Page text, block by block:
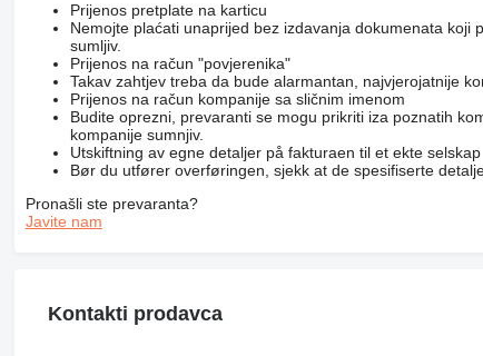
Prijenos pretplate na karticu
Nemojte plaćati unaprijed bez izdavanja dokumenata
sumljiv.
Prijenos na račun "povjerenika"
Takav zahtjev treba da bude alarmantan, najvjerojatnije
Prijenos na račun kompanije sa sličnim imenom
Budite oprezni, prevaranti se mogu prikriti iza poznatih
kompanije sumnjiv.
Utskiftning av egne detaljer på fakturaen til et ekte selskap
Bør du utfører overføringen, sjekk at de spesifiserte
Pronašli ste prevaranta?
Javite nam
Kontakti prodavca